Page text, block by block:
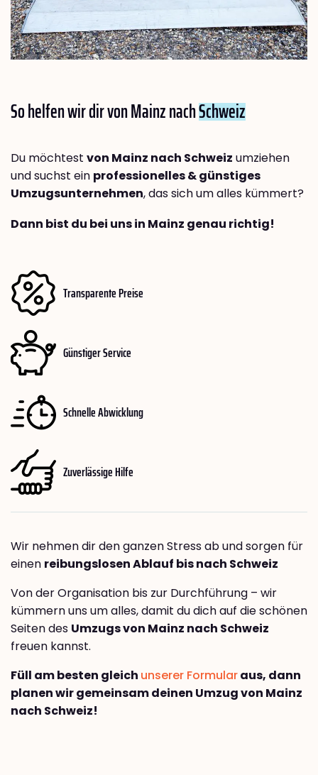
So helfen wir dir von Mainz nachSchweiz
Du möchtest von Mainz nach Schweiz umziehen
und suchst ein professionelles & günstiges
Umzugsunternehmen, das sich um alles kümmert?
Dann bist du bei uns in Mainz genau richtig!
Transparente Preise
Günstiger Service
Schnelle Abwicklung
Zuverlässige Hilfe
Wir nehmen dir den ganzen Stress ab und sorgen für
einen reibungslosen Ablauf bis nach Schweiz
Von der Organisation bis zur Durchführung – wir
kümmern uns um alles, damit du dich auf die schönen
Seiten des Umzugs von Mainz nach Schweiz
freuen kannst.
Füll am besten gleich unserer Formularaus, dann
planen wir gemeinsam deinen Umzug von Mainz
nach Schweiz!